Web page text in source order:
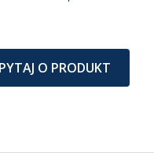
O PRODUKT